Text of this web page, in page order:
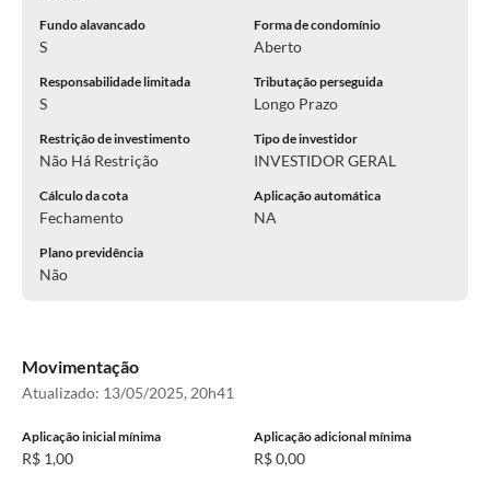
Fundo alavancado
S
Forma de condomínio
Aberto
Responsabilidade limitada
S
Tributação perseguida
Longo Prazo
Restrição de investimento
Não Há Restrição
Tipo de investidor
INVESTIDOR GERAL
Cálculo da cota
Fechamento
Aplicação automática
NA
Plano previdência
Não
Movimentação
Atualizado: 13/05/2025, 20h41
Aplicação inicial mínima
R$ 1,00
Aplicação adicional mínima
R$ 0,00